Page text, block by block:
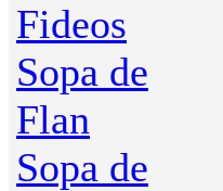
Fideos
Sopa de
Flan
Sopa de